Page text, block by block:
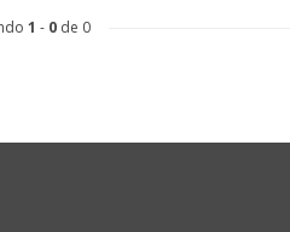
1 - 0 de 0